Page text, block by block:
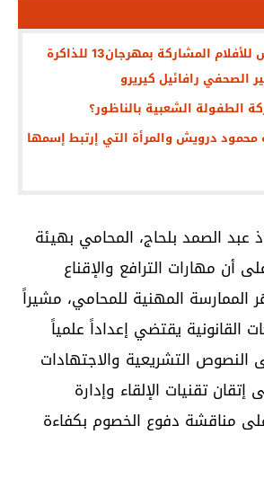
ورشة ماستر كلاس للأفلام المشاركة بمهرجان13 للذاكرة
الصحفي رافائيل كيريرو
الطفولة الشعبية بالناظور؟
محمود درويش والمرأة التي إرتبط إسمها
عبد الصمد بلحاج، المحامي بهيئة
أن مهارات الترافع والإقناع
الممارسة المهنية للمحامي، مشيراً
القانونية يقتضي إعداداً علمياً
النصوص التشريعية والاجتهادات
إتقان تقنيات الإلقاء وإدارة
مناقشة دفوع الخصوم بكفاءة